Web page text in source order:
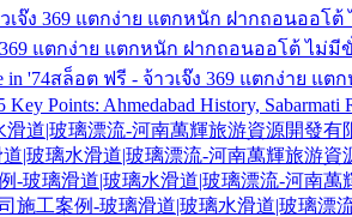
เจ๊ง 369 แตกง่าย แตกหนัก ฝากถอนออโ
369 แตกง่าย แตกหนัก ฝากถอนออโต้ ไม่มี
in '74สล็อต ฟรี - จ้าวเจ๊ง 369 แตกง่าย แ
Key Points: Ahmedabad History, Sabarmati
滑道|玻璃漂流-河南萬輝旅游資源開發有
|玻璃水滑道|玻璃漂流-河南萬輝旅游資
-玻璃滑道|玻璃水滑道|玻璃漂流-河南萬
施工案例-玻璃滑道|玻璃水滑道|玻璃漂